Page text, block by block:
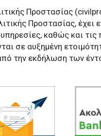
Προστασίας
Προστασίας,
καθώς και τις
σε αυξημένη
την εκδήλωση των